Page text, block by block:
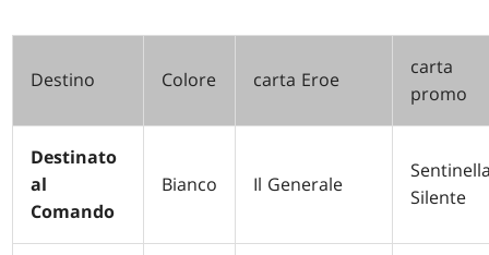
Destino Colore carta Eroe
carta
promo
Destinato
al
Comando
Bianco Il Generale
Silente